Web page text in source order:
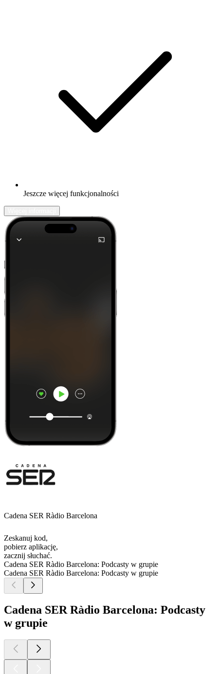
Jeszcze więcej funkcjonalności
Cadena SER Ràdio Barcelona
Zeskanuj kod,
pobierz aplikację,
zacznij słuchać.
Cadena SER Ràdio Barcelona: Podcasty w grupie
Cadena SER Ràdio Barcelona: Podcasty w grupie
Cadena SER Ràdio Barcelona: Podcasty
w grupie